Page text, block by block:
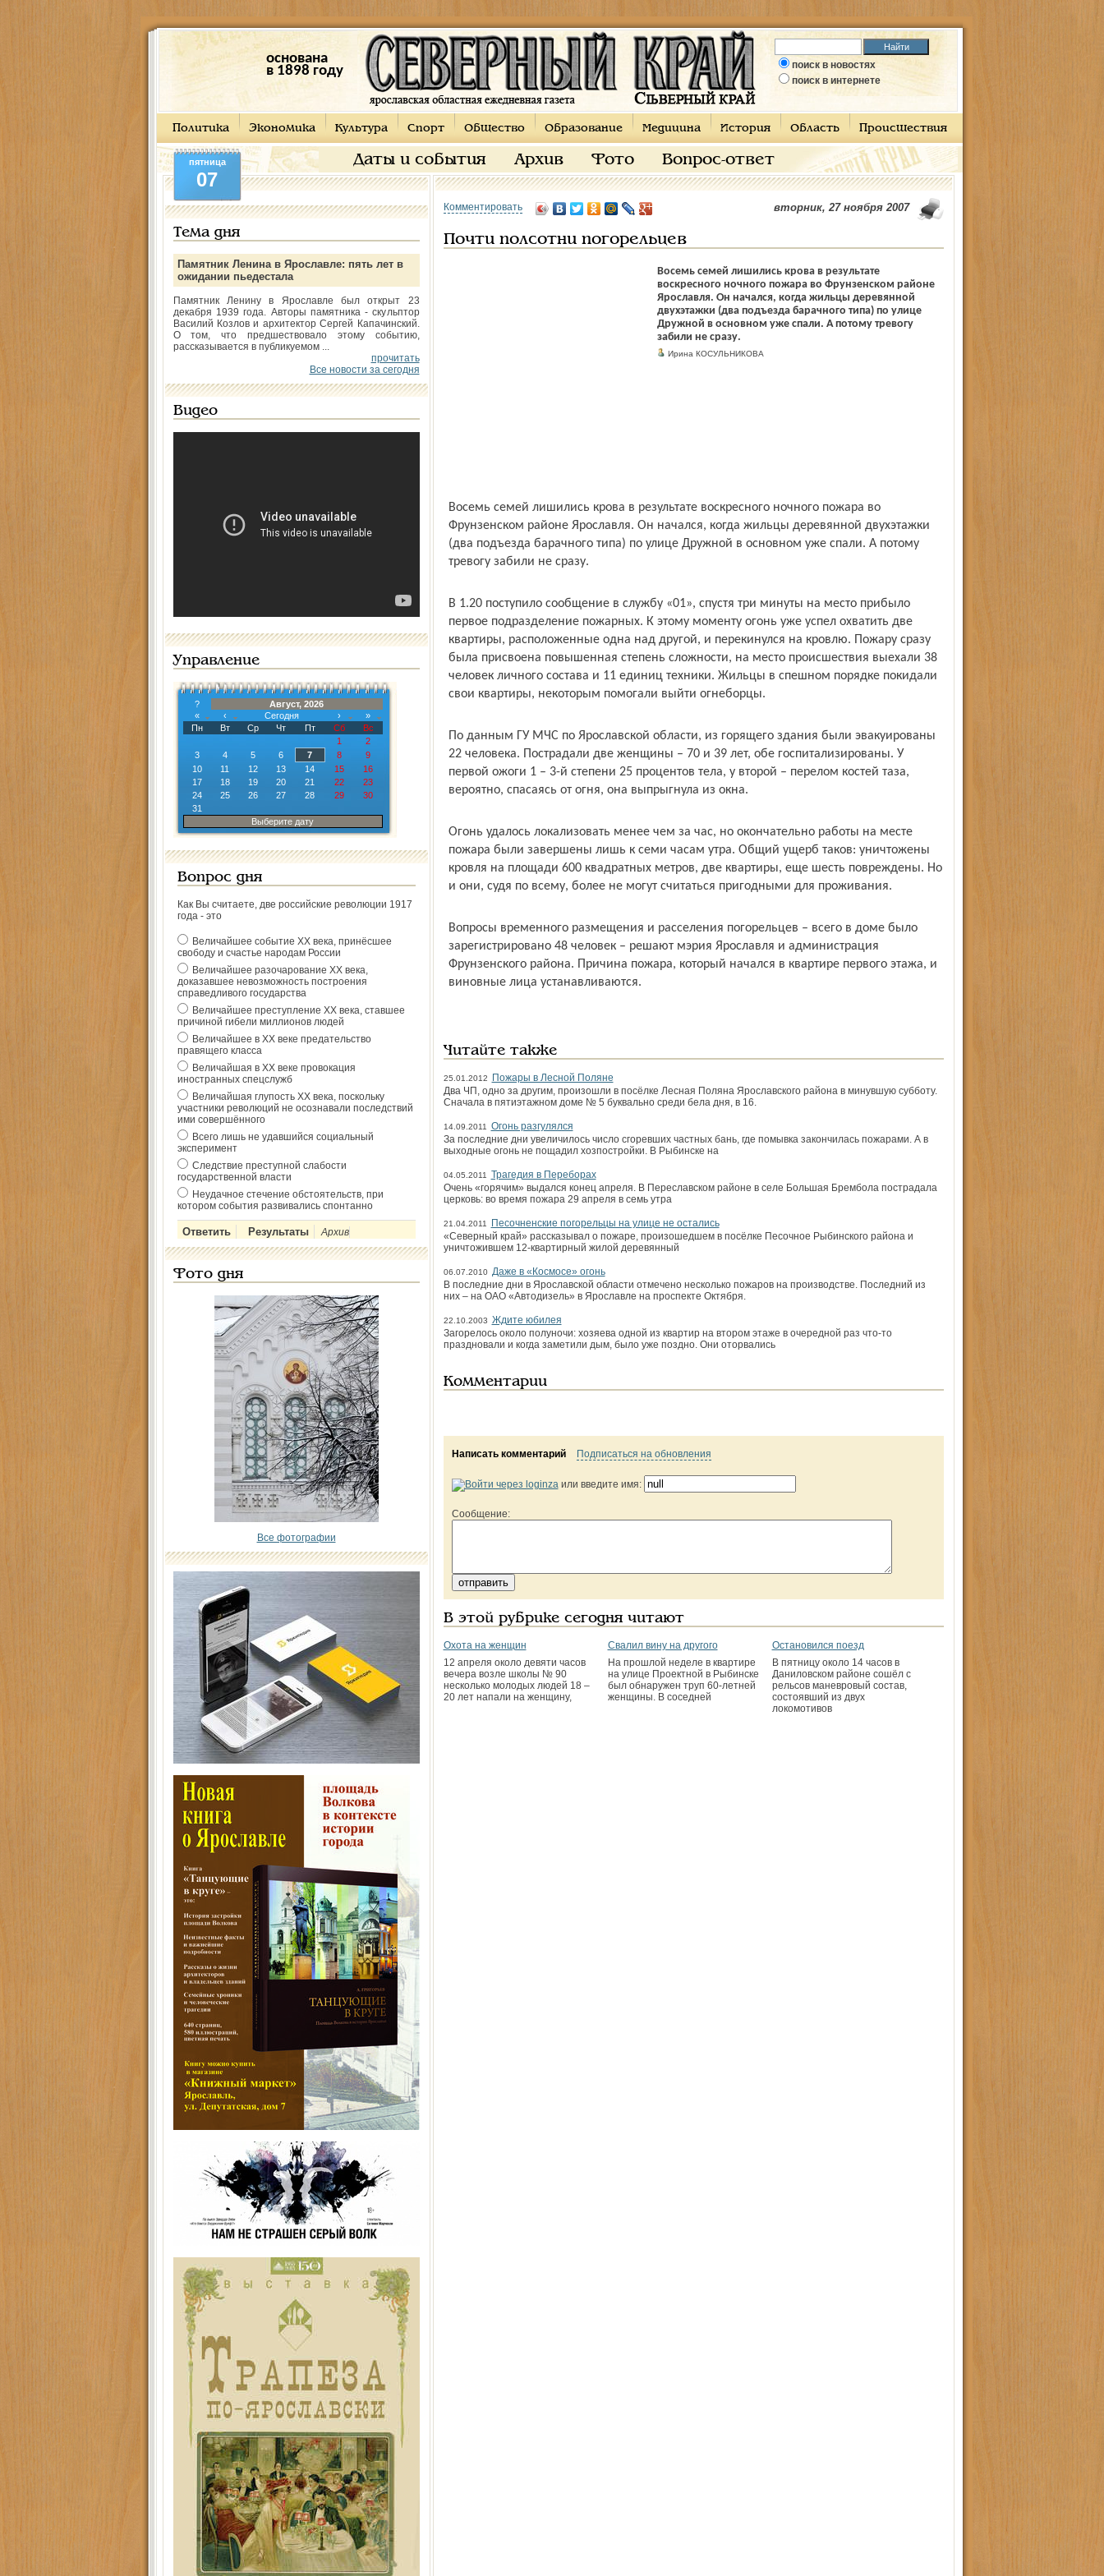
основана
в 1898 году
поиск в новостях
поиск в интернете
Политика Экономика Культура Спорт Общество Образование Медицина История Область Происшествия
Даты и события Архив Фото Вопрос-ответ
пятница
07
Тема дня
Памятник Ленина в Ярославле: пять лет в
ожидании пьедестала
Памятник Ленину в Ярославле был открыт 23
декабря 1939 года. Авторы памятника - скульптор
Василий Козлов и архитектор Сергей Капачинский.
О том, что предшествовало этому событию,
рассказывается в публикуемом ...
прочитать
Все новости за сегодня
Видео
Управление
?
Август, 2026
«
‹ Сегодня ›
»
Пн
Вт Ср Чт Пт Сб
Вс
1
2
3
4 5 6 7 8
9
10
11 12 13 14 15
16
17
18 19 20 21 22
23
24
25 26 27 28 29
30
31
Выберите дату
Вопрос дня
Как Вы считаете, две российские революции 1917
года - это
Величайшее событие ХХ века, принёсшее
свободу и счастье народам России
Величайшее разочарование ХХ века,
доказавшее невозможность построения
справедливого государства
Величайшее преступление ХХ века, ставшее
причиной гибели миллионов людей
Величайшее в ХХ веке предательство
правящего класса
Величайшая в ХХ веке провокация
иностранных спецслужб
Величайшая глупость ХХ века, поскольку
участники революций не осознавали последствий
ими совершённого
Всего лишь не удавшийся социальный
эксперимент
Следствие преступной слабости
государственной власти
Неудачное стечение обстоятельств, при
котором события развивались спонтанно
Архив
Фото дня
Все фотографии
Комментировать вторник, 27 ноября 2007
Почти полсотни погорельцев
Восемь семей лишились крова в результате
воскресного ночного пожара во Фрунзенском районе
Ярославля. Он начался, когда жильцы деревянной
двухэтажки (два подъезда барачного типа) по улице
Дружной в основном уже спали. А потому тревогу
забили не сразу.
Ирина КОСУЛЬНИКОВА
Восемь семей лишились крова в результате воскресного ночного пожара во
Фрунзенском районе Ярославля. Он начался, когда жильцы деревянной двухэтажки
(два подъезда барачного типа) по улице Дружной в основном уже спали. А потому
тревогу забили не сразу.
В 1.20 поступило сообщение в службу «01», спустя три минуты на место прибыло
первое подразделение пожарных. К этому моменту огонь уже успел охватить две
квартиры, расположенные одна над другой, и перекинулся на кровлю. Пожару сразу
была присвоена повышенная степень сложности, на место происшествия выехали 38
человек личного состава и 11 единиц техники. Жильцы в спешном порядке покидали
свои квартиры, некоторым помогали выйти огнеборцы.
По данным ГУ МЧС по Ярославской области, из горящего здания были эвакуированы
22 человека. Пострадали две женщины – 70 и 39 лет, обе госпитализированы. У
первой ожоги 1 – 3-й степени 25 процентов тела, у второй – перелом костей таза,
вероятно, спасаясь от огня, она выпрыгнула из окна.
Огонь удалось локализовать менее чем за час, но окончательно работы на месте
пожара были завершены лишь к семи часам утра. Общий ущерб таков: уничтожены
кровля на площади 600 квадратных метров, две квартиры, еще шесть повреждены. Но
и они, судя по всему, более не могут считаться пригодными для проживания.
Вопросы временного размещения и расселения погорельцев – всего в доме было
зарегистрировано 48 человек – решают мэрия Ярославля и администрация
Фрунзенского района. Причина пожара, который начался в квартире первого этажа, и
виновные лица устанавливаются.
Читайте также
25.01.2012
Пожары в Лесной Поляне
Два ЧП, одно за другим, произошли в посёлке Лесная Поляна Ярославского района в минувшую субботу.
Сначала в пятиэтажном доме № 5 буквально среди бела дня, в 16.
14.09.2011
Огонь разгулялся
За последние дни увеличилось число сгоревших частных бань, где помывка закончилась пожарами. А в
выходные огонь не пощадил хозпостройки. В Рыбинске на
04.05.2011
Трагедия в Переборах
Очень «горячим» выдался конец апреля. В Переславском районе в селе Большая Брембола пострадала
церковь: во время пожара 29 апреля в семь утра
21.04.2011
Песочненские погорельцы на улице не остались
«Северный край» рассказывал о пожаре, произошедшем в посёлке Песочное Рыбинского района и
уничтожившем 12-квартирный жилой деревянный
06.07.2010 Даже в «Космосе» огонь
В последние дни в Ярославской области отмечено несколько пожаров на производстве. Последний из
них – на ОАО «Автодизель» в Ярославле на проспекте Октября.
22.10.2003 Ждите юбилея
Загорелось около полуночи: хозяева одной из квартир на втором этаже в очередной раз что-то
праздновали и когда заметили дым, было уже поздно. Они оторвались
Комментарии
Написать комментарий Подписаться на обновления
или введите имя:
Сообщение:
В этой рубрике сегодня читают
Охота на женщин
12 апреля около девяти часов
вечера возле школы № 90
несколько молодых людей 18 –
20 лет напали на женщину,
Свалил вину на другого
На прошлой неделе в квартире
на улице Проектной в Рыбинске
был обнаружен труп 60-летней
женщины. В соседней
Остановился поезд
В пятницу около 14 часов в
Даниловском районе сошёл с
рельсов маневровый состав,
состоявший из двух
локомотивов